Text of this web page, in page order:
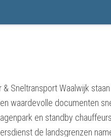
Sneltransport Waalwijk
waardevolle documenten
en standby
de landsgrenzen